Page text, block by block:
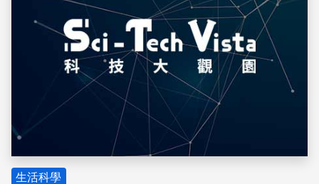
生活科學